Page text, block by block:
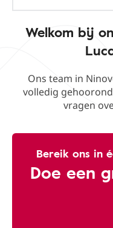
Welkom bij
Ons team in
volledig
vragen
Bereik ons ​​in
Doe een